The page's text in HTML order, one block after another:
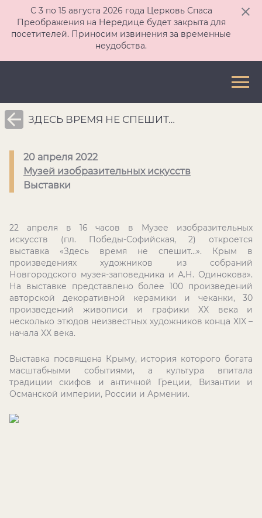
С 3 по 15 августа 2026 года Церковь Спаса
Преображения на Нередице будет закрыта для
посетителей. Приносим извинения за временные
неудобства.
ЗДЕСЬ ВРЕМЯ НЕ СПЕШИТ…
20 апреля 2022
Музей изобразительных искусств
Выставки
22 апреля в 16 часов в Музее изобразительных
искусств (пл. Победы-Софийская, 2) откроется
выставка «Здесь время не спешит…». Крым в
произведениях художников из собраний
Новгородского музея-заповедника и А.Н. Одинокова».
На выставке представлено более 100 произведений
авторской декоративной керамики и чеканки, 30
произведений живописи и графики XX века и
несколько этюдов неизвестных художников конца XIX–
начала XX века.
Выставка посвящена Крыму, история которого богата
масштабными событиями, а культура впитала
традиции скифов и античной Греции, Византии и
Османской империи, России и Армении.